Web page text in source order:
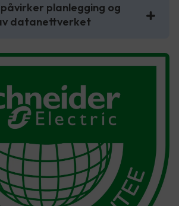
planlegging og
datanettverket